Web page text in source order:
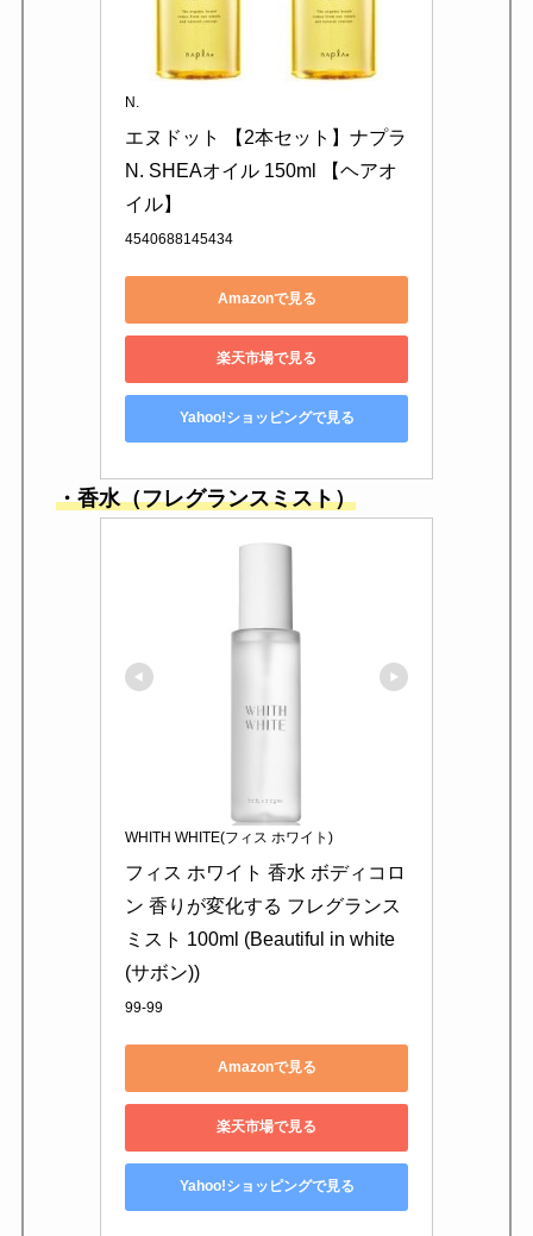
N.
エヌドット 【2本セット】ナプラ
N. SHEAオイル 150ml 【ヘアオ
イル】
4540688145434
Amazonで見る
楽天市場で見る
Yahoo!ショッピングで見る
・香水（フレグランスミスト）
WHITH WHITE(フィス ホワイト)
フィス ホワイト 香水 ボディコロ
ン 香りが変化する フレグランス
ミスト 100ml (Beautiful in white
(サボン))
99-99
Amazonで見る
楽天市場で見る
Yahoo!ショッピングで見る